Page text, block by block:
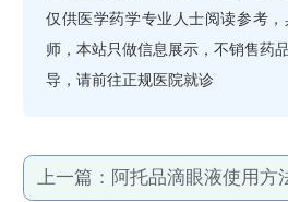
仅供医学药学专业人士阅读参考
师，本站只做信息展示，不销售药
导，请前往正规医院就诊
上一篇： 阿托品滴眼液使用方